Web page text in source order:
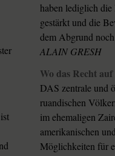
haben lediglich die
gestärkt und die
dem Abgrund
ALAIN GRESH
Wo das Recht
DAS zentrale und
ruandischen
im ehemaligen
amerikanischen
Möglichkeiten für